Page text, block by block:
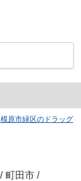
原市緑区のドラッグ
/ 町田市 /